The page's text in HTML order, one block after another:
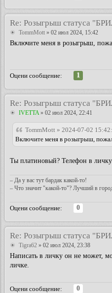
Re: Розыгрыш статуса
TommMott » 02 июл 2024, 15:42
Включите меня в розыгрыш,
Оцени сообщение:
1
Re: Розыгрыш статуса
IVETTA» 02 июл 2024, 22:41
TommMott » 2024-07-02
Включите меня в розыгрыш,
Ты платиновый? Телефон в личку.
– Да у вас тут бардак какой-то!
– Что значит "какой-то"? Лучший в
Оцени сообщение:
0
Re: Розыгрыш статуса
Tigra62 » 02 июл 2024, 23:38
Написать в личку он не может,
личке.
Оцени сообщение:
0